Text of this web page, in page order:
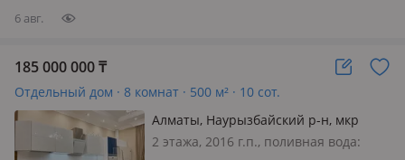
6 авг.
185 000 000₸
Отдельный дом · 8 комнат · 500 м² · 10 сот.
Алматы, Наурызбайский р-н, мкр
Акжар
2 этажа, 2016 г.п., поливная вода: